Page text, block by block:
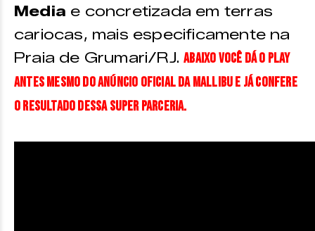
Media e concretizada em terras
cariocas, mais especificamente na
Praia de Grumari/RJ.Abaixo você dá o play
antes mesmo do anúncio oficial da Mallibu e já confere
o resultado dessa super parceria.